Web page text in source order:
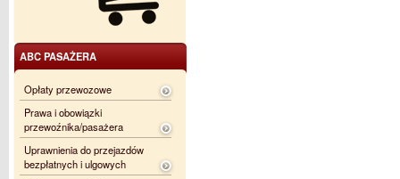
ABC PASAŻERA
Opłaty przewozowe
Prawa i obowiązki
przewoźnika/pasażera
Uprawnienia do przejazdów
bezpłatnych i ulgowych